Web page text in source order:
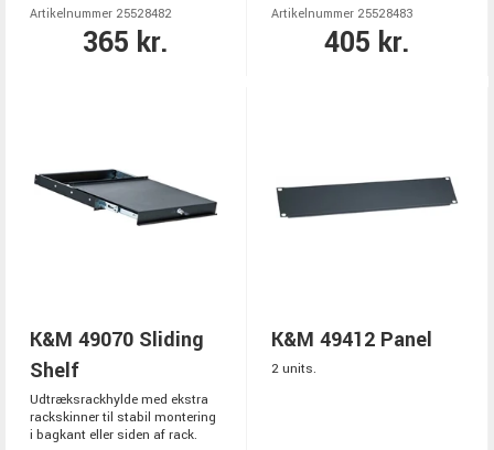
Artikelnummer 25528482
365 kr.
Artikelnummer 25528483
405 kr.
K&M 49070 Sliding
Shelf
Udtræksrackhylde med ekstra
rackskinner til stabil montering
i bagkant eller siden af rack.
K&M 49412 Panel
2 units.